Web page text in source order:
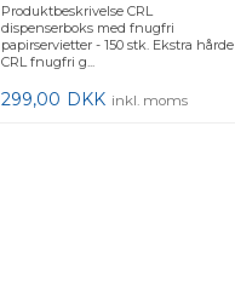
Produktbeskrivelse CRL
dispenserboks med fnugfri
papirservietter - 150 stk. Ekstra hårde
CRL fnugfri g...
299,00 DKK inkl. moms